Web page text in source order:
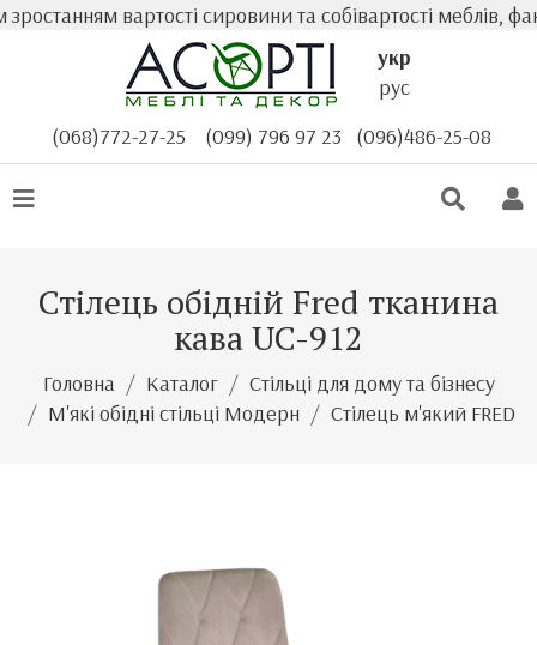
вартості сировини та собівартості меблів,
укр
рус
(068)772-27-25
(099) 796 97 23 (096)486-25-08
Стілець обідній Fred тканина
кава UC-912
Головна Каталог
Стільці для дому та бізнесу
М'які обідні стільці Модерн
Стілець м'який FRED